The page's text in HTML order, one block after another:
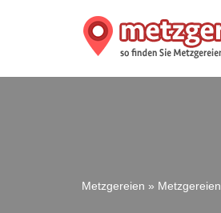
Metzgereien » Metzgereien